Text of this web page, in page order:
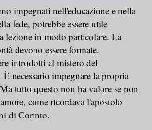
impegnati nell'educazione e nella
fede, potrebbe essere utile
lezione in modo particolare. La
devono essere formate.
introdotti al mistero del
È necessario impegnare la propria
tutto questo non ha valore se non
come ricordava l'apostolo
di Corinto.